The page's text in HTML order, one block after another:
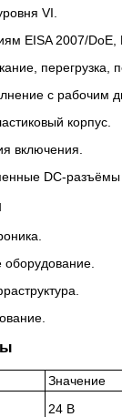
VI.
EISA 2007/
перегрузка,
с рабочим
корпус.
включения.
DC-
Значение
24 В